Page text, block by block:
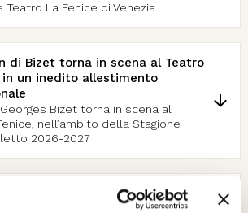
Teatro La Fenice di Venezia
di Bizet torna in scena al Teatro
in un inedito allestimento
Bizet torna in scena al
nell’ambito della Stagione
2026-2027
Butterfly di Puccini torna sul